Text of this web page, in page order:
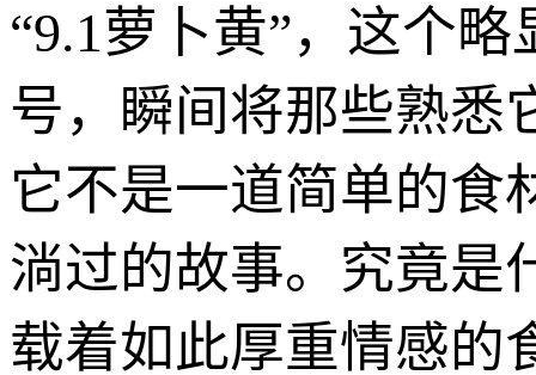
“9.1萝卜黄”，这个
号，瞬间将那些熟悉
它不是一道简单的食
淌过的故事。究竟是
载着如此厚重情感的